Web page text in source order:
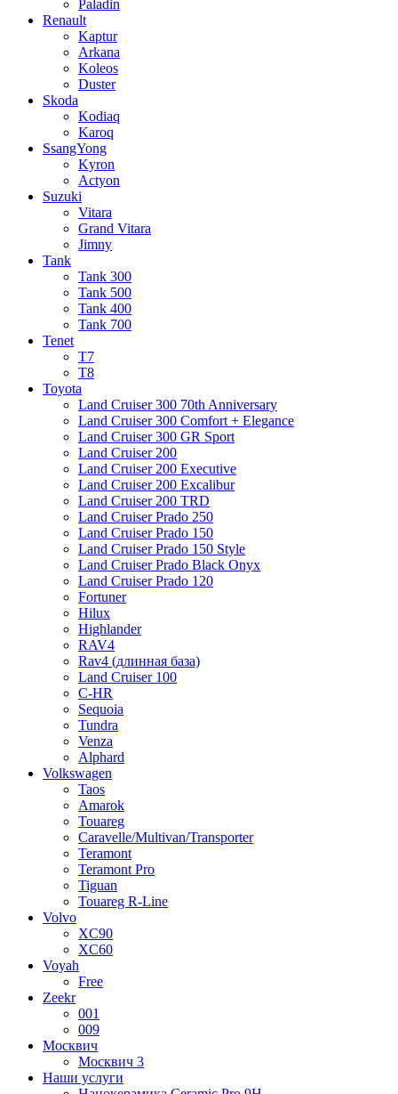
Paladin
Renault
Kaptur
Arkana
Koleos
Duster
Skoda
Kodiaq
Karoq
SsangYong
Kyron
Actyon
Suzuki
Vitara
Grand Vitara
Jimny
Tank
Tank 300
Tank 500
Tank 400
Tank 700
Tenet
T7
T8
Toyota
Land Cruiser 300 70th Anniversary
Land Cruiser 300 Comfort + Elegance
Land Cruiser 300 GR Sport
Land Cruiser 200
Land Cruiser 200 Executive
Land Cruiser 200 Excalibur
Land Cruiser 200 TRD
Land Cruiser Prado 250
Land Cruiser Prado 150
Land Cruiser Prado 150 Style
Land Cruiser Prado Black Onyx
Land Cruiser Prado 120
Fortuner
Hilux
Highlander
RAV4
Rav4 (длинная база)
Land Cruiser 100
C-HR
Sequoia
Tundra
Venza
Alphard
Volkswagen
Taos
Amarok
Touareg
Caravelle/Multivan/Transporter
Teramont
Teramont Pro
Tiguan
Touareg R-Line
Volvo
XC90
XC60
Voyah
Free
Zeekr
001
009
Москвич
Москвич 3
Наши услуги